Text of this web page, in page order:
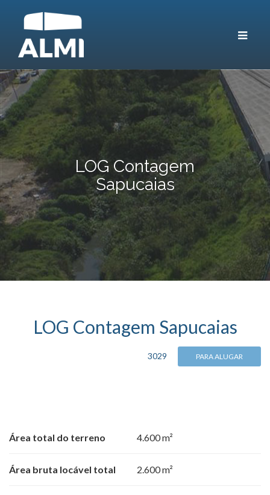
Toggle
LOG Contagem
Sapucaias
LOG Contagem Sapucaias
3029 PARA ALUGAR
Área total do terreno 4.600 m²
Área bruta locável total 2.600 m²